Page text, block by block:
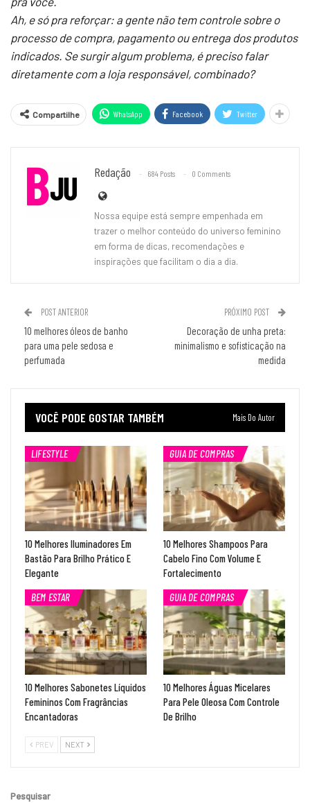
Ah, e só pra reforçar: a gente não tem controle sobre o
processo de compra, pagamento ou entrega dos produtos
indicados. Se surgir algum problema, é preciso falar
diretamente com a loja responsável, combinado?
Compartilhe WhatsApp Facebook Twitter
Redação 684 Posts 0 Comments
Nossa equipe está sempre empenhada em
trazer o melhor conteúdo do universo feminino
em forma de dicas, recomendações e
inspirações que facilitam o dia a dia.
POST ANTERIOR
10 melhores óleos de banho
para uma pele sedosa e
perfumada
PRÓXIMO POST
Decoração de unha preta:
minimalismo e sofisticação na
medida
VOCÊ PODE GOSTAR TAMBÉM Mais Do Autor
LIFESTYLE
10 Melhores Iluminadores Em
Bastão Para Brilho Prático E
Elegante
GUIA DE COMPRAS
10 Melhores Shampoos Para
Cabelo Fino Com Volume E
Fortalecimento
BEM ESTAR
10 Melhores Sabonetes Líquidos
Femininos Com Fragrâncias
Encantadoras
GUIA DE COMPRAS
10 Melhores Águas Micelares
Para Pele Oleosa Com Controle
De Brilho
PREV NEXT
Pesquisar